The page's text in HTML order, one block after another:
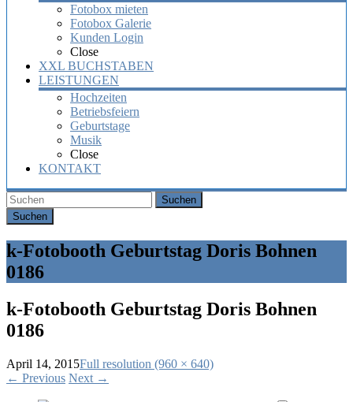
Fotobox mieten
Fotobox Galerie
Kunden Login
Close
XXL BUCHSTABEN
LEISTUNGEN
Hochzeiten
Betriebsfeiern
Geburtstage
Musik
Close
KONTAKT
Suchen
k-Fotobooth Geburtstag Doris Bohnen
0186
k-Fotobooth Geburtstag Doris Bohnen
0186
April 14, 2015Full resolution (960 × 640)
← Previous Next →